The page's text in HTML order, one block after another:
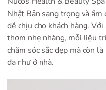
Nhật Bản sang trọng và ấm
dễ chịu cho khách hàng.
thơm nhẹ nhàng, mỗi liệu
chăm sóc sắc đẹp mà còn
đa như ở nhà.